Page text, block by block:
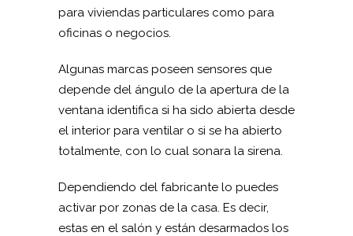
para viviendas particulares como para
oficinas o negocios.
Algunas marcas poseen sensores que
depende del ángulo de la apertura de la
ventana identifica si ha sido abierta desde
el interior para ventilar o si se ha abierto
totalmente, con lo cual sonara la sirena.
Dependiendo del fabricante lo puedes
activar por zonas de la casa. Es decir,
estas en el salón y están desarmados los